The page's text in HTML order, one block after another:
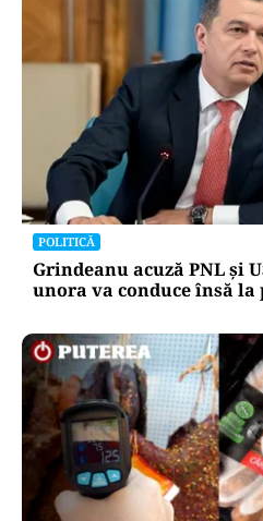
Nazare:
de creștere
Oficiuldestiri.ro
Atacurile
repetă
comunicările
pentru
publice
Alte Articole